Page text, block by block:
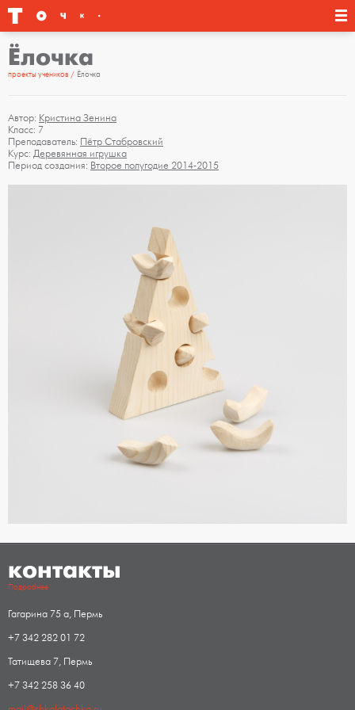
Ёлочка
проекты учеников Ёлочка
Автор: Кристина Зенина
Класс: 7
Преподаватель: Пётр Стабровский
Курс: Деревянная игрушка
Период создания: Второе полугодие 2014-2015
контакты
Подробнее
Гагарина 75 а, Пермь
+7 342 282 01 72
Татищева 7, Пермь
+7 342 258 36 40